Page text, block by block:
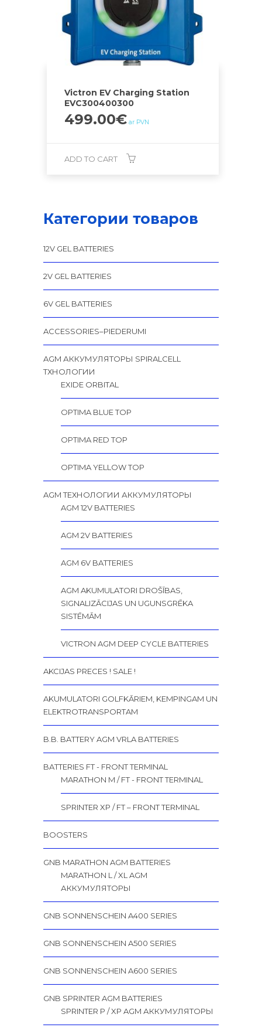
Victron EV Charging Station
EVC300400300
499.00€ ar PVN
ADD TO CART
Категории товаров
12V GEL BATTERIES
2V GEL BATTERIES
6V GEL BATTERIES
ACCESSORIES–PIEDERUMI
AGM АККУМУЛЯТОРЫ SPIRALCELL
TХНОЛОГИИ
EXIDE ORBITAL
OPTIMA BLUE TOP
OPTIMA RED TOP
OPTIMA YELLOW TOP
AGM ТЕХНОЛОГИИ АККУМУЛЯТОРЫ
AGM 12V BATTERIES
AGM 2V BATTERIES
AGM 6V BATTERIES
AGM AKUMULATORI DROŠĪBAS,
SIGNALIZĀCIJAS UN UGUNSGRĒKA
SISTĒMĀM
VICTRON AGM DEEP CYCLE BATTERIES
AKCIJAS PRECES ! SALE !
AKUMULATORI GOLFKĀRIEM, KEMPINGAM UN
ELEKTROTRANSPORTAM
B.B. BATTERY AGM VRLA BATTERIES
BATTERIES FT - FRONT TERMINAL
MARATHON M / FT - FRONT TERMINAL
SPRINTER XP / FT – FRONT TERMINAL
BOOSTERS
GNB MARATHON AGM BATTERIES
MARATHON L / XL AGM
АККУМУЛЯТОРЫ
GNB SONNENSCHEIN A400 SERIES
GNB SONNENSCHEIN A500 SERIES
GNB SONNENSCHEIN A600 SERIES
GNB SPRINTER AGM BATTERIES
SPRINTER P / XP AGM АККУМУЛЯТОРЫ